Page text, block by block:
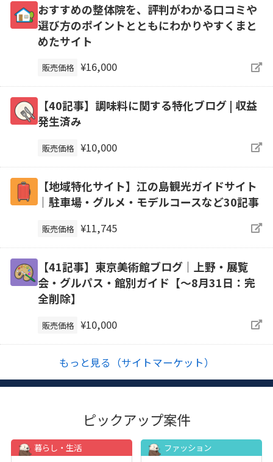
おすすめの整体院を、評判がわかる口コミや
選び方のポイントとともにわかりやすくまと
めたサイト
販売価格 ¥16,000
【40記事】調味料に関する特化ブログ | 収益
発生済み
販売価格 ¥10,000
【地域特化サイト】江の島観光ガイドサイト
｜駐車場・グルメ・モデルコースなど30記事
販売価格 ¥11,745
【41記事】東京美術館ブログ｜上野・展覧
会・グルパス・館別ガイド【～8月31日：完
全削除】
販売価格 ¥10,000
もっと見る（サイトマーケット）
ピックアップ案件
暮らし・生活
ファッション